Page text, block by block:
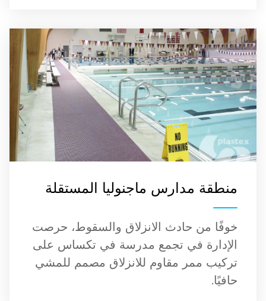
منطقة مدارس ماجنوليا المستقلة
خوفًا من حادث الانزلاق والسقوط، حرصت
الإدارة في تجمع مدرسة في تكساس على
تركيب ممر مقاوم للانزلاق مصمم للمشي
حافيًا.